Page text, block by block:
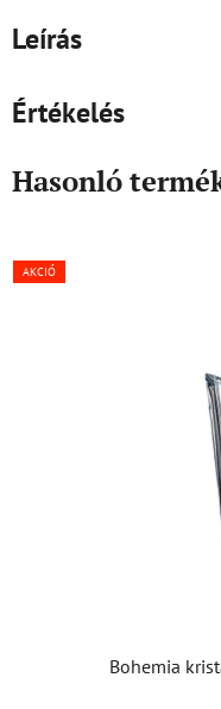
Leírás
Értékelés
Hasonló
AKCIÓ
Bohemia